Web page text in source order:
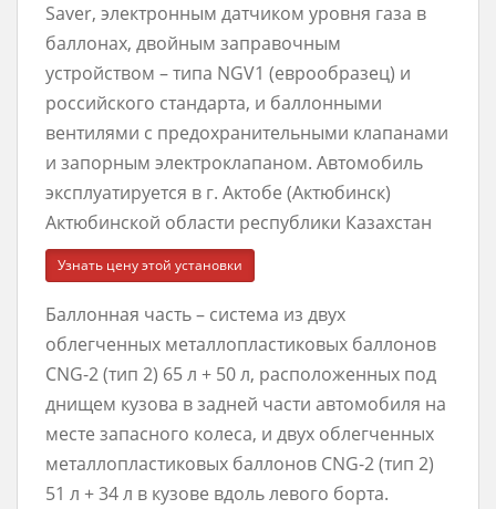
Saver, электронным датчиком уровня газа в
баллонах, двойным заправочным
устройством – типа NGV1 (еврообразец) и
российского стандарта, и баллонными
вентилями с предохранительными клапанами
и запорным электроклапаном. Автомобиль
эксплуатируется в г. Актобе (Актюбинск)
Актюбинской области республики Казахстан
Узнать цену этой установки
Баллонная часть – система из двух
облегченных металлопластиковых баллонов
CNG-2 (тип 2) 65 л + 50 л, расположенных под
днищем кузова в задней части автомобиля на
месте запасного колеса, и двух облегченных
металлопластиковых баллонов CNG-2 (тип 2)
51 л + 34 л в кузове вдоль левого борта.